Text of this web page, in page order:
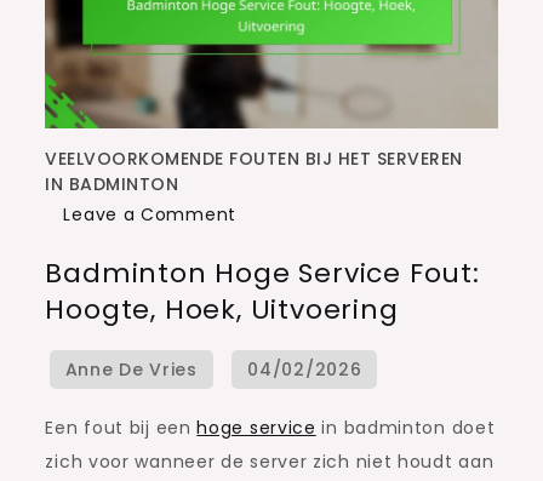
VEELVOORKOMENDE FOUTEN BIJ HET SERVEREN
IN BADMINTON
Leave a Comment
Hoge
Service
Fout:
Hoogte,
Uitvoering
Badminton Hoge Service Fout:
Hoogte, Hoek, Uitvoering
Een fout bij eenhoge service in badminton doet
zich voor wanneer de server zich niet houdt aan